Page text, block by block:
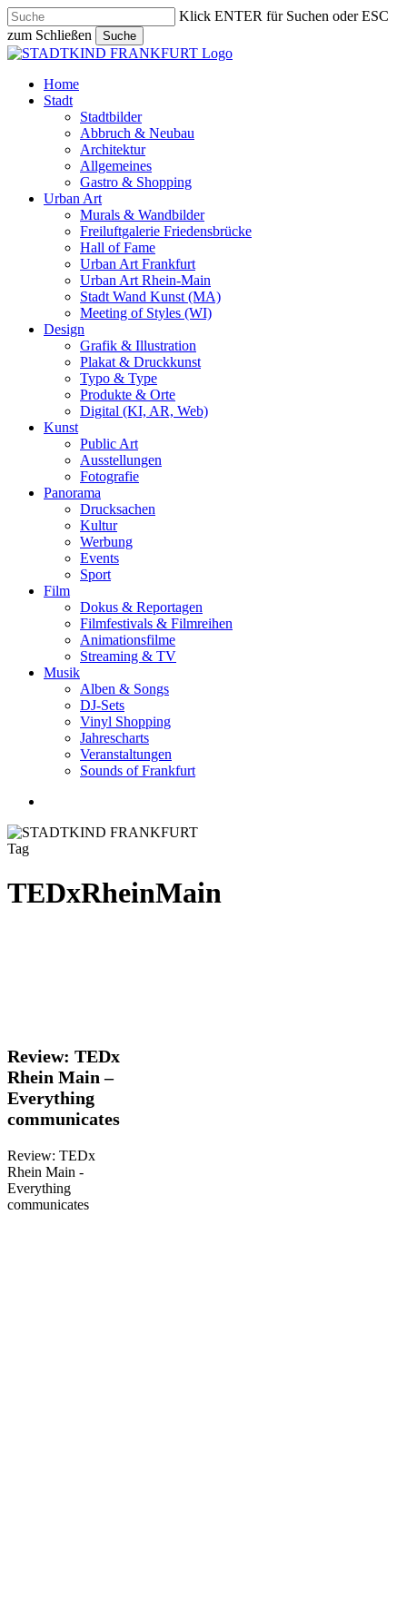
Skip
to
main
content
Klick ENTER für Suchen oder ESC
zum Schließen
Suche
Close
search
Menu
Home
Stadt
Stadtbilder
Abbruch & Neubau
Architektur
Allgemeines
Gastro & Shopping
Urban Art
Murals & Wandbilder
Freiluftgalerie Friedensbrücke
Hall of Fame
Urban Art Frankfurt
Urban Art Rhein-Main
Stadt Wand Kunst (MA)
Meeting of Styles (WI)
Design
Grafik & Illustration
Plakat & Druckkunst
Typo & Type
Produkte & Orte
Digital (KI, AR, Web)
Kunst
Public Art
Ausstellungen
Fotografie
Panorama
Drucksachen
Kultur
Werbung
Events
Sport
Film
Dokus & Reportagen
Filmfestivals & Filmreihen
Animationsfilme
Streaming & TV
Musik
Alben & Songs
DJ-Sets
Vinyl Shopping
Jahrescharts
Veranstaltungen
Sounds of Frankfurt
Tag
TEDxRheinMain
Review:
TEDx
Rhein
Main
–
communicates
Review: TEDx
Rhein Main –
Everything
communicates
Review: TEDx
Rhein Main -
Everything
communicates